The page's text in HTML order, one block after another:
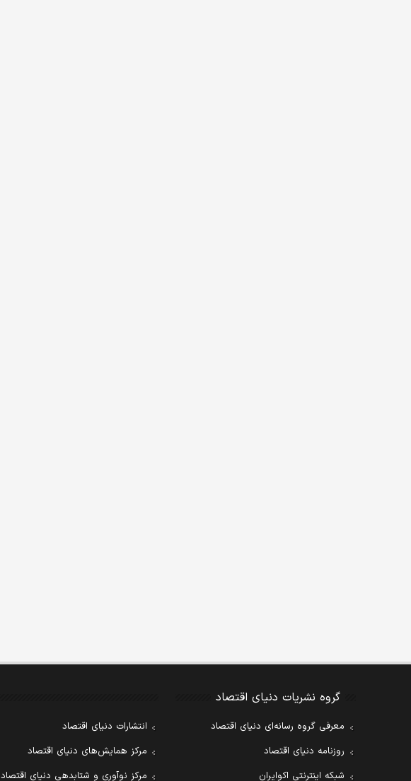
گروه نشریات دنیای اقتصاد
معرفی گروه رسانه‌ای دنیای اقتصاد
روزنامه دنیای اقتصاد
شبکه اینترنتی اکوایران
انتشارات دنیای اقتصاد
مرکز همایش‌های دنیای اقتصاد
مرکز نوآوری و شتابدهی دنیای اقتصاد